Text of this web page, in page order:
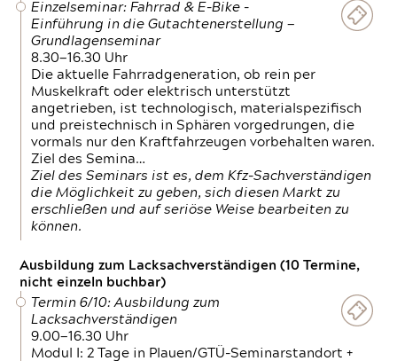
Einzelseminar: Fahrrad & E-Bike -
Einführung in die Gutachtenerstellung —
Grundlagenseminar
8.30—16.30 Uhr
Die aktuelle Fahrradgeneration, ob rein per
Muskelkraft oder elektrisch unterstützt
angetrieben, ist technologisch, materialspezifisch
und preistechnisch in Sphären vorgedrungen, die
vormals nur den Kraftfahrzeugen vorbehalten waren.
Ziel des Semina…
Ziel des Seminars ist es, dem Kfz-Sachverständigen
die Möglichkeit zu geben, sich diesen Markt zu
erschließen und auf seriöse Weise bearbeiten zu
können.
Ausbildung zum Lacksachverständigen (10 Termine,
nicht einzeln buchbar)
Termin 6/10: Ausbildung zum
Lacksachverständigen
9.00—16.30 Uhr
Modul I: 2 Tage in Plauen/GTÜ-Seminarstandort +